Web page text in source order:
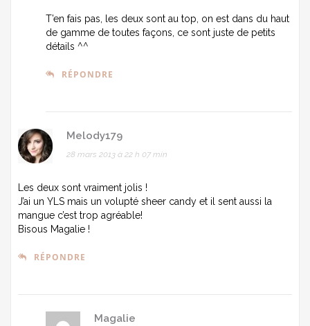
T’en fais pas, les deux sont au top, on est dans du haut
de gamme de toutes façons, ce sont juste de petits
détails ^^
RÉPONDRE
Melody179
28 mars 2013 à 22 h 07 min
Les deux sont vraiment jolis !
J’ai un YLS mais un volupté sheer candy et il sent aussi la
mangue c’est trop agréable!
Bisous Magalie !
RÉPONDRE
Magalie